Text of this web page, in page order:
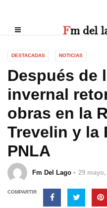
DESTACADAS NOTICIAS
Después de
invernal
obras en la
Trevelin y la
PNLA
Fm Del Lago 29 mayo,
COMPARTIR